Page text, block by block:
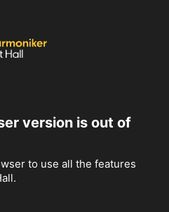
version is out of
to use all the features